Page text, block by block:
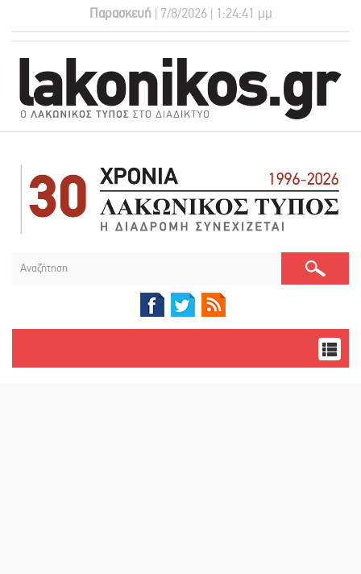
Παρασκευή | 7/8/2026 | 1:24:41 μμ